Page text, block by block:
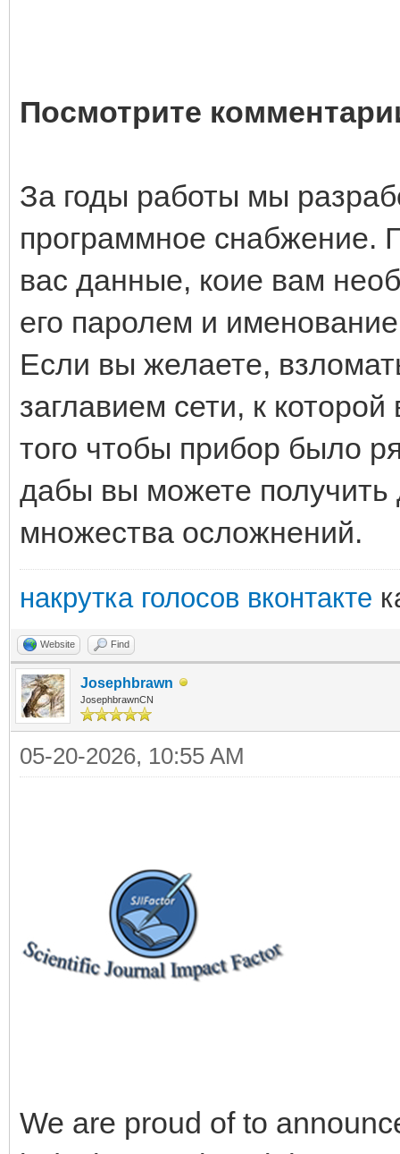
Посмотрите
За годы работы мы
программное снабжение.
вас данные, коие вам
его паролем и
Если вы желаете,
заглавием сети, к
того чтобы прибор было
дабы вы можете получить
множества осложнений.
накрутка голосов вконтакте
Website Find
Josephbrawn
JosephbrawnCN
05-20-2026, 10:55 AM
We are proud of to